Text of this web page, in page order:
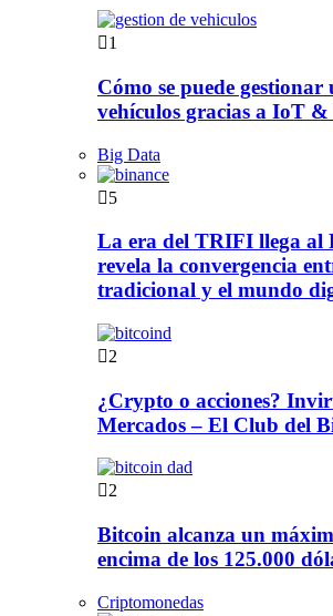
1
Cómo se puede
vehículos gracias a IoT
Big Data
5
La era del TRIFI llega al
revela la convergencia
tradicional y el mundo
2
¿Crypto o acciones?
Mercados – El Club del
2
Bitcoin alcanza un
encima de los 125.000
Criptomonedas